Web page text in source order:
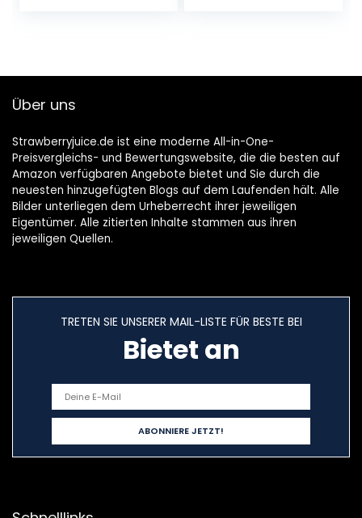
Über uns
Strawberryjuice.de ist eine moderne All-in-One-
Preisvergleichs- und Bewertungswebsite, die die besten auf
Amazon verfügbaren Angebote bietet und Sie durch die
neuesten hinzugefügten Blogs auf dem Laufenden hält. Alle
Bilder unterliegen dem Urheberrecht ihrer jeweiligen
Eigentümer. Alle zitierten Inhalte stammen aus ihren
jeweiligen Quellen.
TRETEN SIE UNSERER MAIL-LISTE FÜR BESTE BEI
Bietet an